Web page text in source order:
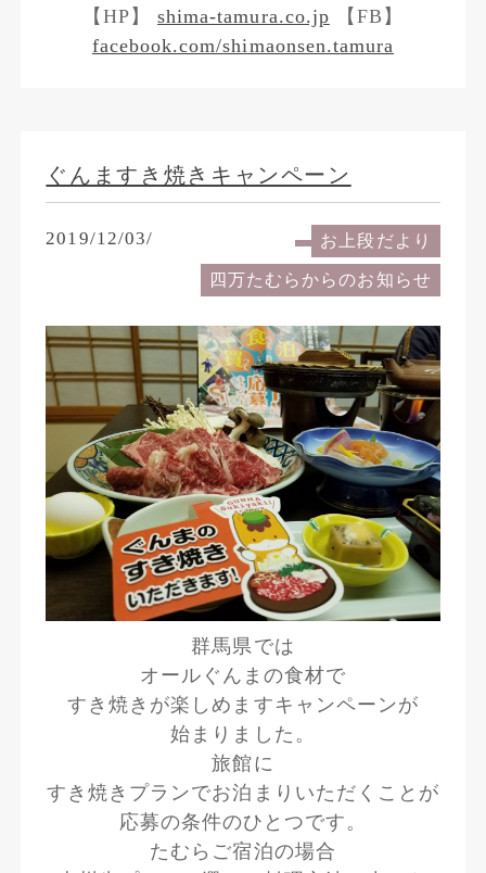
【HP】shima-tamura.co.jp 【FB】
facebook.com/shimaonsen.tamura
ぐんますき焼きキャンペーン
2019/12/03/ お上段だより
四万たむらからのお知らせ
群馬県では
オールぐんまの食材で
すき焼きが楽しめますキャンペーンが
始まりました。
旅館に
すき焼きプランでお泊まりいただくことが
応募の条件のひとつです。
たむらご宿泊の場合